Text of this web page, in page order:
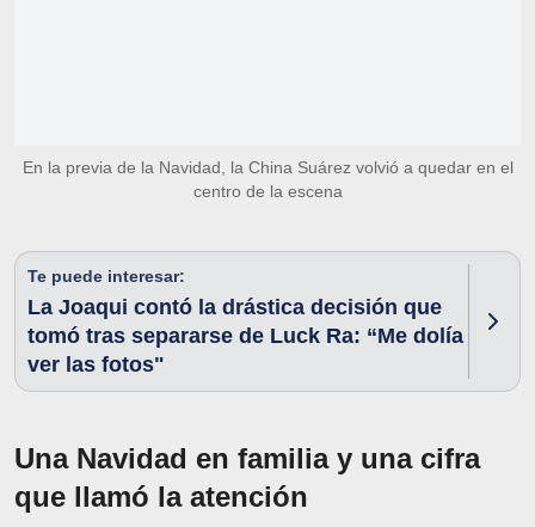
En la previa de la Navidad, la China Suárez volvió a quedar en el
centro de la escena
Te puede interesar:
La Joaqui contó la drástica decisión que
tomó tras separarse de Luck Ra: “Me dolía
ver las fotos"
Una Navidad en familia y una cifra
que llamó la atención